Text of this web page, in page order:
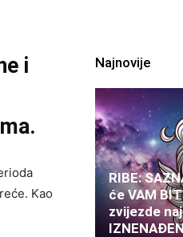
i
Kao
Najnovije
RIBE:
će VAM
zvijezde